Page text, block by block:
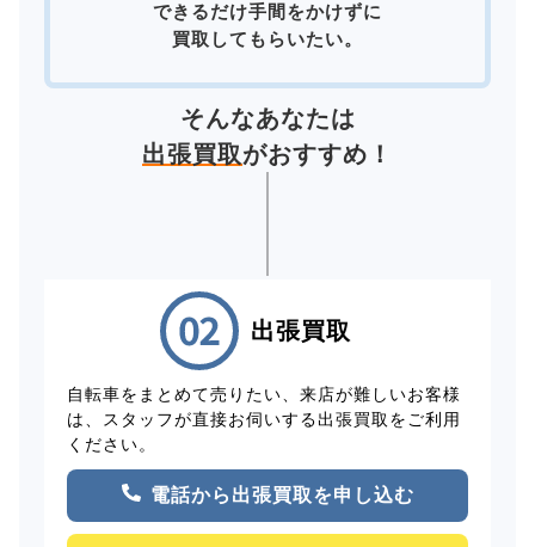
できるだけ手間をかけずに
買取してもらいたい。
そんなあなたは
出張買取がおすすめ！
出張買取
自転車をまとめて売りたい、来店が難しいお客様
は、スタッフが直接お伺いする出張買取をご利用
ください。
電話から出張買取を申し込む